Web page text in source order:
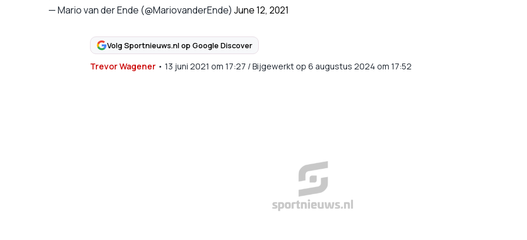
— Mario van der Ende (@MariovanderEnde) June 12, 2021
Volg Sportnieuws.nl op Google Discover
Trevor Wagener• 13 juni 2021 om 17:27 /Bijgewerkt op 6 augustus 2024 om 17:52